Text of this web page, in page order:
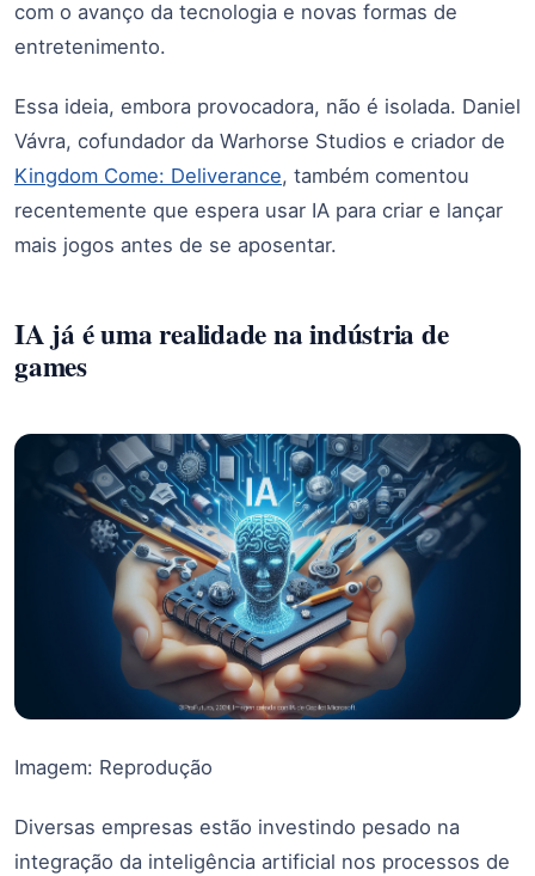
com o avanço da tecnologia e novas formas de
entretenimento.
Essa ideia, embora provocadora, não é isolada. Daniel
Vávra, cofundador da Warhorse Studios e criador de
Kingdom Come: Deliverance, também comentou
recentemente que espera usar IA para criar e lançar
mais jogos antes de se aposentar.
IA já é uma realidade na indústria de
games
Imagem: Reprodução
Diversas empresas estão investindo pesado na
integração da inteligência artificial nos processos de